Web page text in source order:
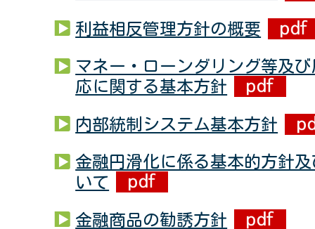
利益相反管理方針の概要
マネー・ローンダリング等及
応に関する基本方針
内部統制システム基本方針
金融円滑化に係る基本的方針
いて
金融商品の勧誘方針